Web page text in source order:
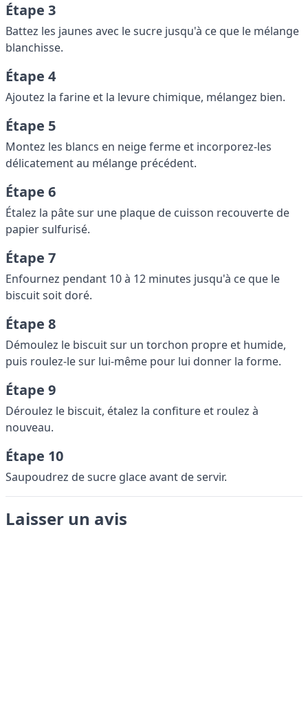
Étape 3
Battez les jaunes avec le sucre jusqu'à ce que le mélange
blanchisse.
Étape 4
Ajoutez la farine et la levure chimique, mélangez bien.
Étape 5
Montez les blancs en neige ferme et incorporez-les
délicatement au mélange précédent.
Étape 6
Étalez la pâte sur une plaque de cuisson recouverte de
papier sulfurisé.
Étape 7
Enfournez pendant 10 à 12 minutes jusqu'à ce que le
biscuit soit doré.
Étape 8
Démoulez le biscuit sur un torchon propre et humide,
puis roulez-le sur lui-même pour lui donner la forme.
Étape 9
Déroulez le biscuit, étalez la confiture et roulez à
nouveau.
Étape 10
Saupoudrez de sucre glace avant de servir.
Laisser un avis